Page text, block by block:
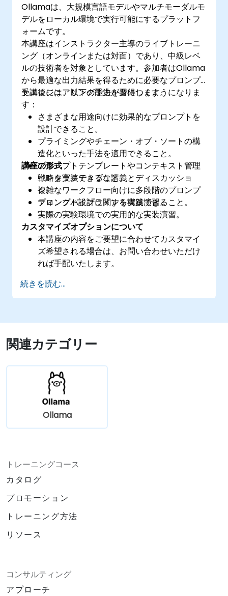
Ollamaは、大規模言語モデルやマルチモーダルモ
デルをローカル環境で実行可能にするプラットフ
ォームです。
本講座はインストラクター主導のライブトレーニ
ング（オンラインまたは対面）であり、中級レベ
ルの技術者を対象としています。参加者はOllama
から最適な出力結果を得るために必要なプロンプ
トエンジニアリング手法を習得します。
受講後には、以下の能力が身につくようになりま
す：
さまざまな用途向けに効果的なプロンプトを
設計できること。
プライミングやチェーン・オブ・ソートの構
造化といった手法を適用できること。
プロンプトテンプレートやコンテキスト管理
戦略を実装できること。
複雑なワークフロー向けに多段階のプロンプ
ティングパイプラインを構築できること。
講座の形式
インタラクティブな講義とディスカッショ
ン。
プロンプト設計に関する実践演習。
実際の実験環境での実用的な実装演習。
カスタマイズオプションについて
本講座の内容をご要望に合わせてカスタマイ
ズ希望される場合は、お問い合わせいただけ
れば手配いたします。
続きを読む...
関連カテゴリー
Ollama
トレーニングコース
カタログ
プロモーション
トレーニング方法
リソース
コンサルティング
アプローチ